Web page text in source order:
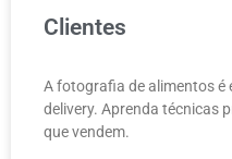
Clientes
A fotografia de alimentos é
delivery. Aprenda técnicas
que vendem.